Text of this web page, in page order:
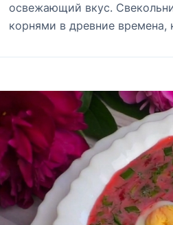
освежающий вкус.
корнями в древние времена,